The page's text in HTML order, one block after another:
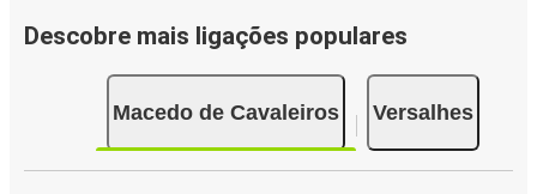
Descobre mais ligações populares
Macedo de Cavaleiros Versalhes